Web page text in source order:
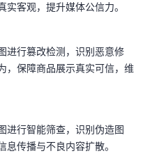
客观，提升媒体公信力。
进行篡改检测，识别恶意修
，保障商品展示真实可信，维
进行智能筛查，识别伪造图
传播与不良内容扩散。